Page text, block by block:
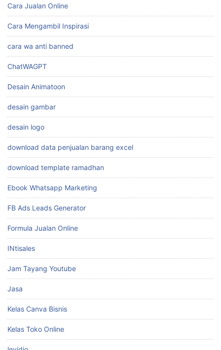
Cara Jualan Online
Cara Mengambil Inspirasi
cara wa anti banned
ChatWAGPT
Desain Animatoon
desain gambar
desain logo
download data penjualan barang excel
download template ramadhan
Ebook Whatsapp Marketing
FB Ads Leads Generator
Formula Jualan Online
INtisales
Jam Tayang Youtube
Jasa
Kelas Canva Bisnis
Kelas Toko Online